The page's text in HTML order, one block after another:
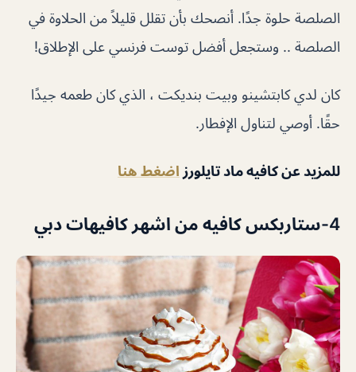
الصلصة حلوة جدًا. أنصحك بأن تقلل قليلاً من الحلاوة في
الصلصة .. وستجعل أفضل توست فرنسي على الإطلاق!
كان لدي كابتشينو وبيت بنديكت ، الذي كان طعمه جيدًا
حقًا. أوصي لتناول الإفطار.
للمزيد عن كافيه ماد تايلورز اضغط هنا
4-ستاربكس كافيه من اشهر كافيهات دبي